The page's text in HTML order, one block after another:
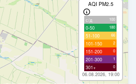
AQI PM2.5
с/д 100
0-50 180
51-100 66
101-150 2
151-200 0
201-300 1
301+ 0
06.08.2026, 19:00